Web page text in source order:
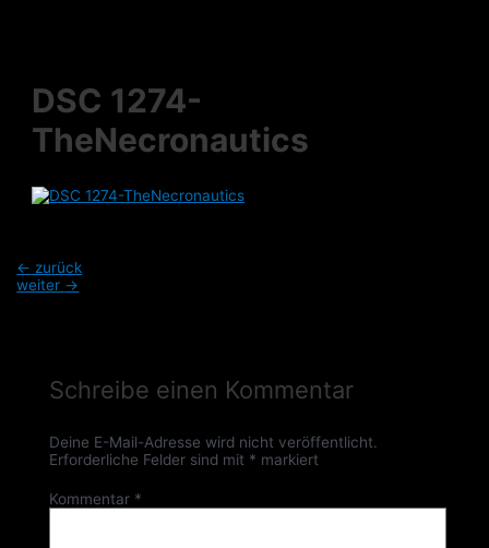
DSC 1274-
TheNecronautics
Beitragsnavigation
← zurück
weiter →
Schreibe einen Kommentar
Deine E-Mail-Adresse wird nicht veröffentlicht.
Erforderliche Felder sind mit * markiert
Kommentar *